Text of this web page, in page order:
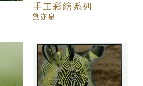
手工彩繪系列
劉亦泉